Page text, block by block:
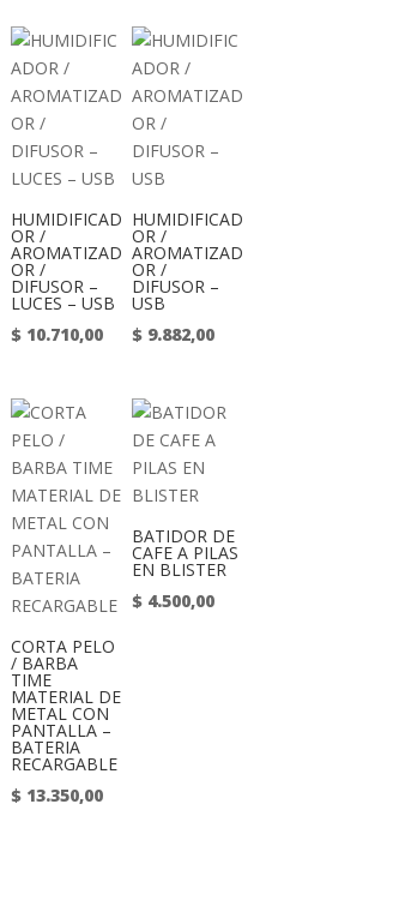
HUMIDIFICAD
OR /
AROMATIZAD
OR /
DIFUSOR –
LUCES – USB
$ 10.710,00
HUMIDIFICAD
OR /
AROMATIZAD
OR /
DIFUSOR –
USB
$ 9.882,00
CORTA PELO
/ BARBA
TIME
MATERIAL DE
METAL CON
PANTALLA –
BATERIA
RECARGABLE
$ 13.350,00
BATIDOR DE
CAFE A PILAS
EN BLISTER
$ 4.500,00